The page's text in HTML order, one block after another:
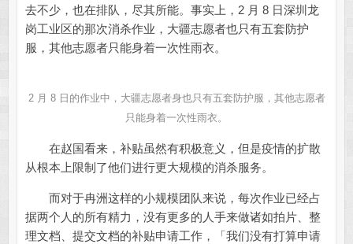
去不少，也在排队，尽其所能。事实上，2 月 8 日深圳龙
岗工业区的那次消杀作业，大疆志愿者也只有五套防护
服，其他志愿者只能身着一次性雨衣。
2 月 8 日的作业中，大疆志愿者身也只有五套防护服，其他志愿者
只能身着一次性雨衣。
在赵国看来，补贴虽然有积极意义，但是疫情的扩散
从根本上限制了他们进行更大规模的消杀服务。
而对于冉洲这样的小规模团队来说，每次作业已经占
据两个人的所有精力，没有更多的人手来做诸如拍片、整
理文档、提交文档的补贴申请工作，「我们没有打算申请